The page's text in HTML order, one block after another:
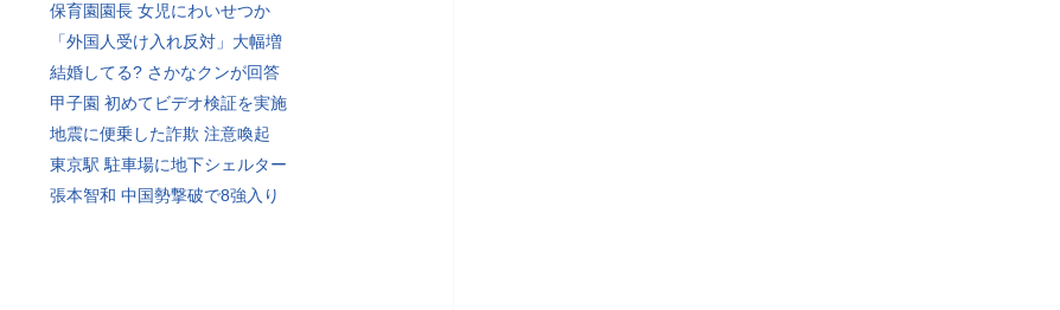
保育園園長 女児にわいせつか
「外国人受け入れ反対」大幅増
結婚してる? さかなクンが回答
甲子園 初めてビデオ検証を実施
地震に便乗した詐欺 注意喚起
東京駅 駐車場に地下シェルター
張本智和 中国勢撃破で8強入り